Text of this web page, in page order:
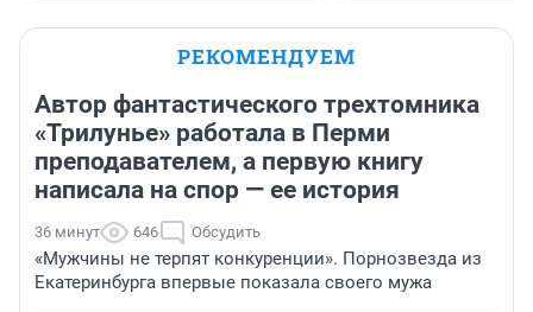
РЕКОМЕНДУЕМ
Автор фантастического трехтомника
«Трилунье» работала в Перми
преподавателем, а первую книгу
написала на спор — ее история
36 минут 646 Обсудить
«Мужчины не терпят конкуренции». Порнозвезда из
Екатеринбурга впервые показала своего мужа